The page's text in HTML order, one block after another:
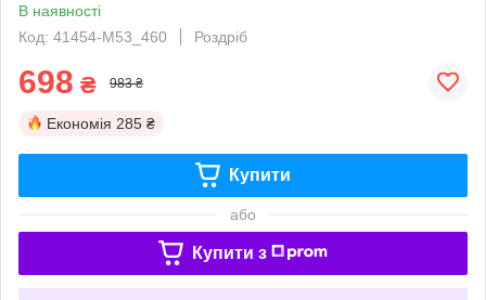
В наявності
Код: 41454-M53_460
Роздріб
698 ₴ 983 ₴
Економія 285 ₴
Купити
або
Купити з